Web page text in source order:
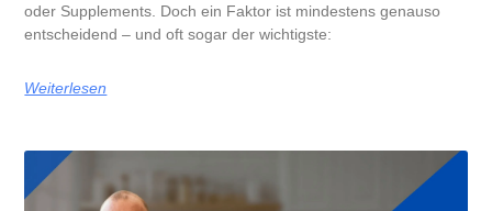
oder Supplements. Doch ein Faktor ist mindestens genauso
entscheidend – und oft sogar der wichtigste:
Weiterlesen